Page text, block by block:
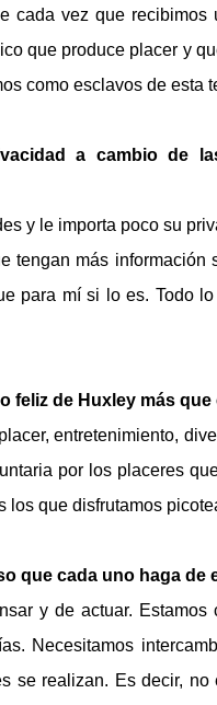
cada vez que
que produce placer y
como esclavos de esta
a cambio de
y le importa poco su
tengan más información
para mí si lo es. Todo
feliz de Huxley más
entretenimiento,
por los placeres
los que disfrutamos
que cada uno haga de
y de actuar.
Necesitamos
se realizan. Es decir,